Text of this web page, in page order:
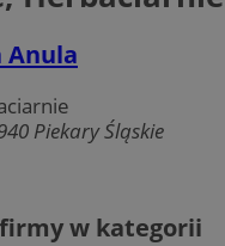
Anula
Piekary Śląskie
firmy w kategorii